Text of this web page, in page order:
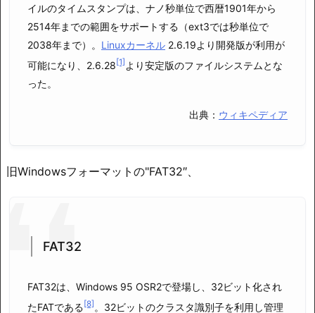
イルのタイムスタンプは、ナノ秒単位で西暦1901年から
2514年までの範囲をサポートする（ext3では秒単位で
2038年まで）。 Linuxカーネル 2.6.19より開発版が利用が
可能になり、2.6.28[1] より安定版のファイルシステムとな
った。
出典： ウィキペディア
旧Windowsフォーマットの"FAT32″、
FAT32
FAT32は、Windows 95 OSR2で登場し、32ビット化され
たFATである [8] 。32ビットのクラスタ識別子を利用し管理